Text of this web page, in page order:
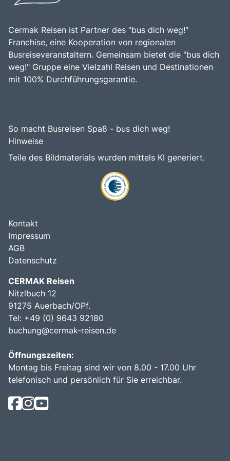
Cermak Reisen ist Partner des "bus dich weg!"
Franchise, eine Kooperation von regionalen
Busreiseveranstaltern. Gemeinsam bietet die "bus dich
weg!" Gruppe eine Vielzahl Reisen und Destinationen
mit 100% Durchführungsgarantie.
So macht Busreisen Spaß - bus dich weg!
Hinweise
Teile des Bildmaterials wurden mittels KI generiert.
Kontakt
Impressum
AGB
Datenschutz
CERMAK Reisen
Nitzlbuch 12
91275 Auerbach/OPf.
Tel: +49 (0) 9643 92180
buchung@cermak-reisen.de
Öffnungszeiten:
Montag bis Freitag sind wir von 8.00 - 17.00 Uhr
telefonisch und persönlich für Sie erreichbar.